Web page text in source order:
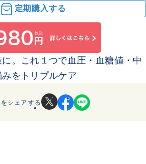
定期購入する
。これ１つで血圧・血糖値・中
をトリプルケア
シェアする